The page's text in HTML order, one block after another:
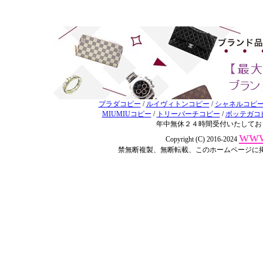
プラダコピー / ルイヴィトンコピー / シャネルコピ
MIUMIUコピー / トリーバーチコピー /ボッテガコ
年中無休２４時間受付いたして
Copyright (C) 2016-2024
禁無断複製、無断転載、このホームページ